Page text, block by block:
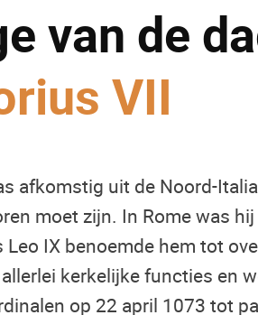
van de
VII
afkomstig uit de Noord-
moet zijn. In Rome was
Leo IX benoemde hem tot
kerkelijke functies en
op 22 april 1073 tot